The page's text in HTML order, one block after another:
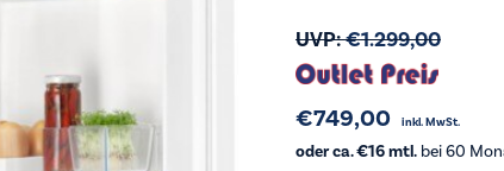
UVP:€1.299,00
€749,00 inkl. MwSt.
oder ca. €16 mtl.bei 60